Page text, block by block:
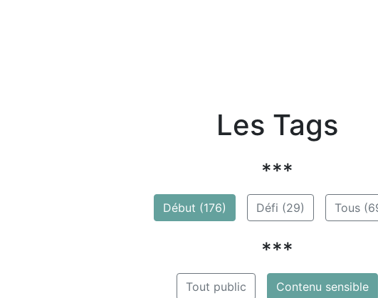
Les Tags
***
Début (176) Défi (29) Tous
***
Tout public Contenu sensible